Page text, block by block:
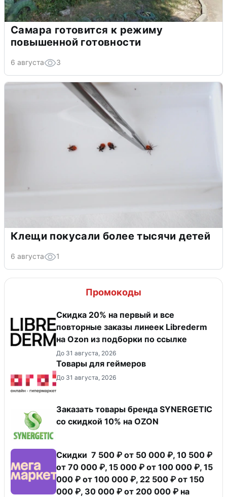
Самара готовится к режиму
повышенной готовности
6 августа 3
Клещи покусали более тысячи детей
6 августа 1
Промокоды
Скидка 20% на первый и все
повторные заказы линеек Librederm
на Ozon из подборки по ссылке
До 31 августа, 2026
Товары для геймеров
До 31 августа, 2026
Заказать товары бренда SYNERGETIC
со скидкой 10% на OZON
Скидки 7 500 ₽ от 50 000 ₽, 10 500 ₽
от 70 000 ₽, 15 000 ₽ от 100 000 ₽, 15
000 ₽ от 100 000 ₽, 22 500 ₽ от 150
000 ₽, 30 000 ₽ от 200 000 ₽ на